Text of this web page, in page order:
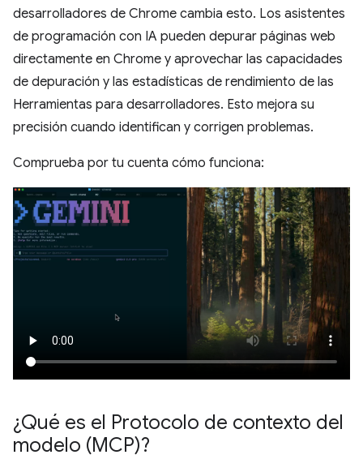
desarrolladores de Chrome cambia esto. Los asistentes
de programación con IA pueden depurar páginas web
directamente en Chrome y aprovechar las capacidades
de depuración y las estadísticas de rendimiento de las
Herramientas para desarrolladores. Esto mejora su
precisión cuando identifican y corrigen problemas.
Comprueba por tu cuenta cómo funciona:
¿Qué es el Protocolo de contexto del
modelo (MCP)?